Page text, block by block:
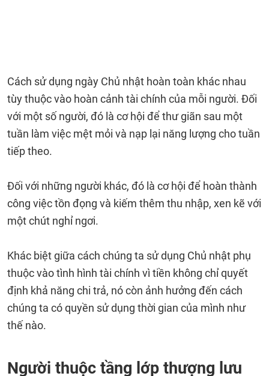
Cách sử dụng ngày Chủ nhật hoàn toàn khác nhau
tùy thuộc vào hoàn cảnh tài chính của mỗi người. Đối
với một số người, đó là cơ hội để thư giãn sau một
tuần làm việc mệt mỏi và nạp lại năng lượng cho tuần
tiếp theo.
Đối với những người khác, đó là cơ hội để hoàn thành
công việc tồn đọng và kiếm thêm thu nhập, xen kẽ với
một chút nghỉ ngơi.
Khác biệt giữa cách chúng ta sử dụng Chủ nhật phụ
thuộc vào tình hình tài chính vì tiền không chỉ quyết
định khả năng chi trả, nó còn ảnh hưởng đến cách
chúng ta có quyền sử dụng thời gian của mình như
thế nào.
Người thuộc tầng lớp thượng lưu